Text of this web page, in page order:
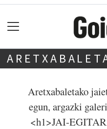
Aretxabaletako
egun, argazki
<h1>JAI-